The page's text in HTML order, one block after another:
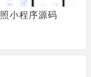
小程序源码